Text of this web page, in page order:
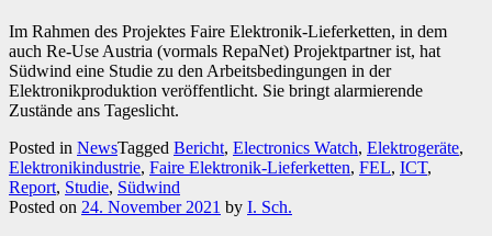
Im Rahmen des Projektes Faire Elektronik-Lieferketten, in dem
auch Re-Use Austria (vormals RepaNet) Projektpartner ist, hat
Südwind eine Studie zu den Arbeitsbedingungen in der
Elektronikproduktion veröffentlicht. Sie bringt alarmierende
Zustände ans Tageslicht.
Posted in NewsTagged Bericht, Electronics Watch, Elektrogeräte,
Elektronikindustrie, Faire Elektronik-Lieferketten, FEL, ICT,
Report, Studie, Südwind
Posted on 24. November 2021 by I. Sch.